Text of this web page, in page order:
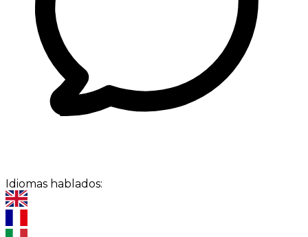
Idiomas hablados: